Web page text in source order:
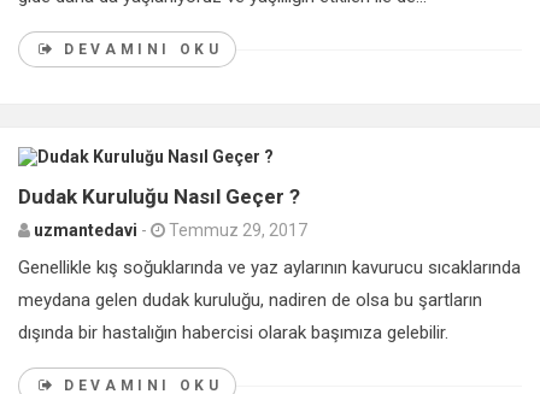
DEVAMINI OKU
Dudak Kuruluğu Nasıl Geçer ?
uzmantedavi - Temmuz 29, 2017
Genellikle kış soğuklarında ve yaz aylarının kavurucu sıcaklarında
meydana gelen dudak kuruluğu, nadiren de olsa bu şartların
dışında bir hastalığın habercisi olarak başımıza gelebilir.
DEVAMINI OKU